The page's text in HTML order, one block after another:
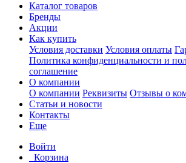
Каталог товаров
Бренды
Акции
Как купить
Условия доставки Условия оплаты
Политика конфиденциальности и
соглашение
О компании
О компании Реквизиты Отзывы о
Статьи и новости
Контакты
Еще
Войти
Корзина